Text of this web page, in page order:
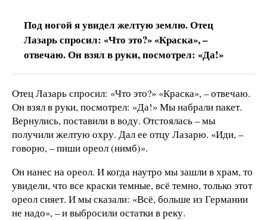
Под ногой я увидел желтую землю. Отец
Лазарь спросил: «Что это?» «Краска», –
отвечаю. Он взял в руки, посмотрел: «Да!»
Отец Лазарь спросил: «Что это?» «Краска», – отвечаю.
Он взял в руки, посмотрел: «Да!» Мы набрали пакет.
Вернулись, поставили в воду. Отстоялась – мы
получили желтую охру. Дал ее отцу Лазарю. «Иди, –
говорю, – пиши ореол (нимб)».
Он нанес на ореол. И когда наутро мы зашли в храм, то
увидели, что все краски темные, всё темно, только этот
ореол сияет. И мы сказали: «Всё, больше из Германии
не надо», – и выбросили остатки в реку.